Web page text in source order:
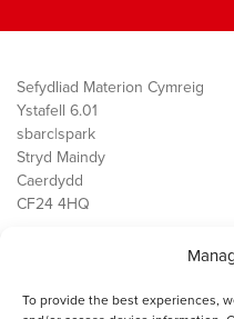
To provide the best experiences,
Sefydliad Materion Cymreig
Ystafell 6.01
sbarc|spark
Stryd Maindy
Caerdydd
CF24 4HQ
Public Services